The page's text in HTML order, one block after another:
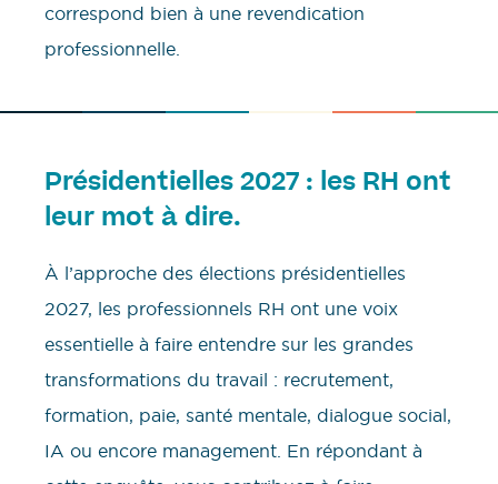
correspond bien à une revendication
professionnelle.
Présidentielles 2027 : les RH ont
leur mot à dire.
À l’approche des élections présidentielles
2027, les professionnels RH ont une voix
essentielle à faire entendre sur les grandes
transformations du travail : recrutement,
formation, paie, santé mentale, dialogue social,
IA ou encore management. En répondant à